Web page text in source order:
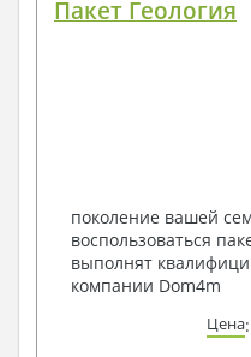
Пакет Геология
поколение вашей
воспользоваться
выполнят
компании Dom4m
Цена